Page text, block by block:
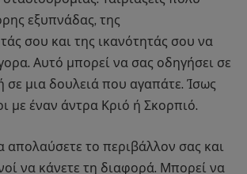
εξυπνάδας, της
σου και της ικανότητάς σου να
Αυτό μπορεί να σας οδηγήσει σε
σε μια δουλειά που αγαπάτε. Ίσως
με έναν άντρα Κριό ή Σκορπιό.
απολαύσετε το περιβάλλον σας και
να κάνετε τη διαφορά. Μπορεί να